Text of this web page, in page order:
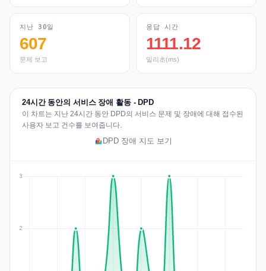
지난 30일
607
문제 보고
응답 시간
1111.12
밀리초(ms)
24시간 동안의 서비스 장애 활동 - DPD
이 차트는 지난 24시간 동안 DPD의 서비스 문제 및 장애에 대해 접수된
사용자 보고 건수를 보여줍니다.
DPD 장애 지도 보기